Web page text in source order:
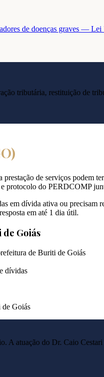
de doenças graves — Lei
tributária, restituição de
)
de serviços
protocolo do PERDCOMP
em dívida ativa ou
em até 1 dia útil.
Goiás
de Buriti de Goiás
dívidas
de Goiás
A atuação do Dr. Caio Cestari